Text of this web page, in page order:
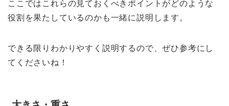
ここではこれらの見ておくべきポイントがどのような
役割を果たしているのかも一緒に説明します。
できる限りわかりやすく説明するので、ぜひ参考にし
てくださいね！